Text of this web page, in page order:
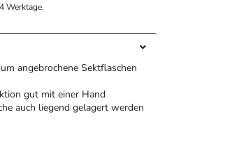
Werktage.
angebrochene Sektflaschen
gut mit einer Hand
auch liegend gelagert werden